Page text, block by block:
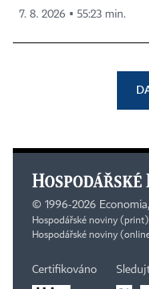
7. 8. 2026 ▪ 55:23 min.
© 1996-2026
Hospodářské noviny
Hospodářské noviny
Certifikováno